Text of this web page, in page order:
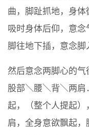
曲，脚趾抓地，身
吸时身体后仰，意
脚往地下插，意念脚
然后意念两脚心的
股部＼腰＼背＼两
起，（整个人提起
肩，全身意欲飘起，